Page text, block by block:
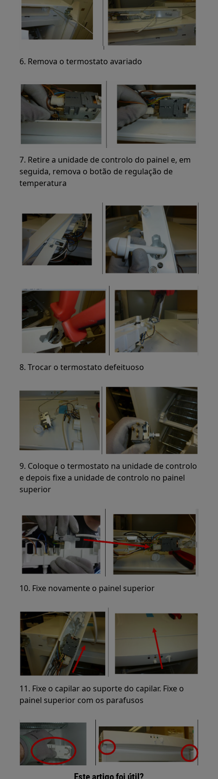
6. Remova o termostato avariado
7. Retire a unidade de controlo do painel e, em
seguida, remova o botão de regulação de
temperatura
8. Trocar o termostato defeituoso
9. Coloque o termostato na unidade de controlo
e depois fixe a unidade de controlo no painel
superior
10. Fixe novamente o painel superior
11. Fixe o capilar ao suporte do capilar. Fixe o
painel superior com os parafusos
Este artigo foi útil?